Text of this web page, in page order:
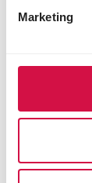
Marketing
doen
maar